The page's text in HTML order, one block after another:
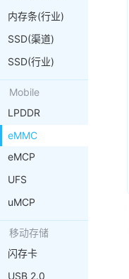
内存条(行业)
SSD(渠道)
SSD(行业)
Mobile
LPDDR
eMMC
eMCP
UFS
uMCP
移动存储
闪存卡
USB 2.0